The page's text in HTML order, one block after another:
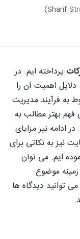
پرداخته ایم. در
دلایل اهمیت آن را
به فرآیند مدیریت
فهم بهتر مطالب به
ادامه نیز مزایای
نیز به نکاتی برای
ایم. می توان
موضوع
توانید دیدگاه ها